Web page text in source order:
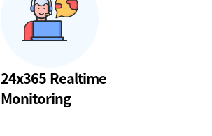
24x365 Realtime
Monitoring